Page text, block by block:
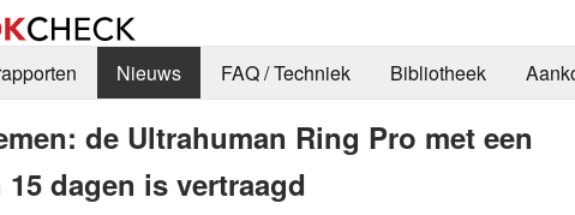
Nieuws FAQ / Techniek Bibliotheek
de Ultrahuman Ring Pro met een
dagen is vertraagd